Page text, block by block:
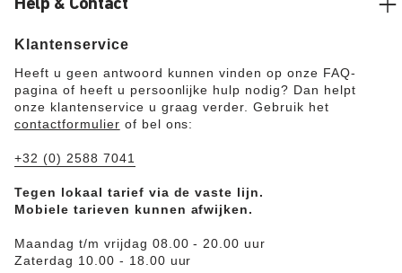
Help & Contact
Klantenservice
Heeft u geen antwoord kunnen vinden op onze FAQ-
pagina of heeft u persoonlijke hulp nodig? Dan helpt
onze klantenservice u graag verder. Gebruik het
contactformulier of bel ons:
+32 (0) 2588 7041
Tegen lokaal tarief via de vaste lijn.
Mobiele tarieven kunnen afwijken.
Maandag t/m vrijdag 08.00 - 20.00 uur
Zaterdag 10.00 - 18.00 uur